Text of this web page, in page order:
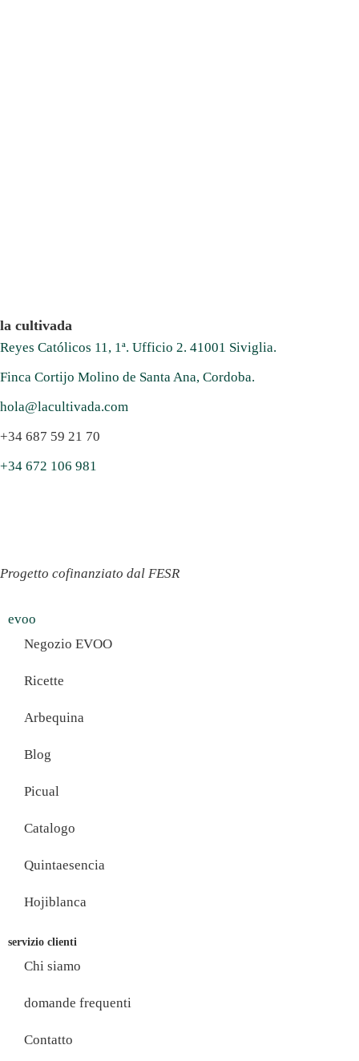
la cultivada
Reyes Católicos 11, 1ª. Ufficio 2. 41001 Siviglia.
Finca Cortijo Molino de Santa Ana, Cordoba.
hola@lacultivada.com
+34 687 59 21 70
+34 672 106 981
Progetto cofinanziato dal FESR
evoo
Negozio EVOO
Ricette
Arbequina
Blog
Picual
Catalogo
Quintaesencia
Hojiblanca
servizio clienti
Chi siamo
domande frequenti
Contatto